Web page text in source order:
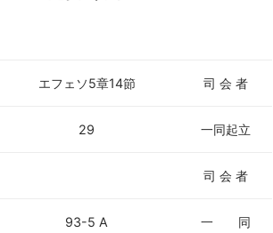
エフェソ5章14節 司 会 者
29 一同起立
司 会 者
93-5 A 一 同